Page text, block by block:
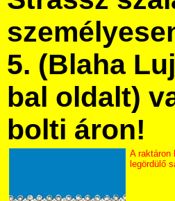
5. (Blaha
bal oldalt)
bolti áron!
A raktáron
legördülő